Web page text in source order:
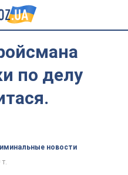
по делу
новости